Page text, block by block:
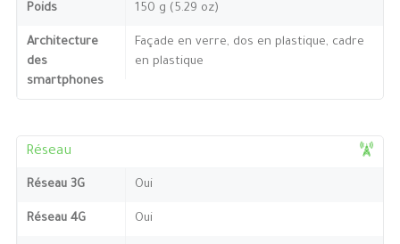
Poids 150 g (5.29 oz)
Architecture
des
smartphones
Façade en verre, dos en plastique, cadre
en plastique
Réseau
Réseau 3G Oui
Réseau 4G Oui